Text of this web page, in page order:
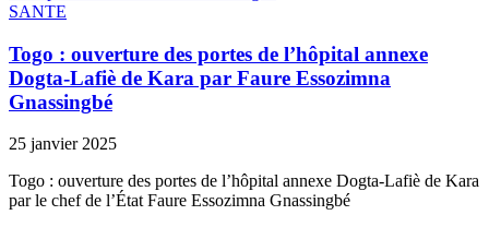
SANTE
Togo : ouverture des portes de l’hôpital annexe
Dogta-Lafiè de Kara par Faure Essozimna
Gnassingbé
25 janvier 2025
Togo : ouverture des portes de l’hôpital annexe Dogta-Lafiè de Kara
par le chef de l’État Faure Essozimna Gnassingbé